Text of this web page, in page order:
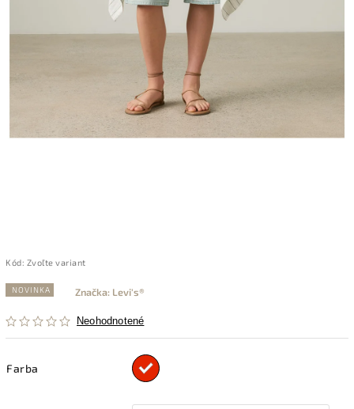
Kód: Zvoľte variant
NOVINKA
Neohodnotené
Značka: Levi's®
Farba